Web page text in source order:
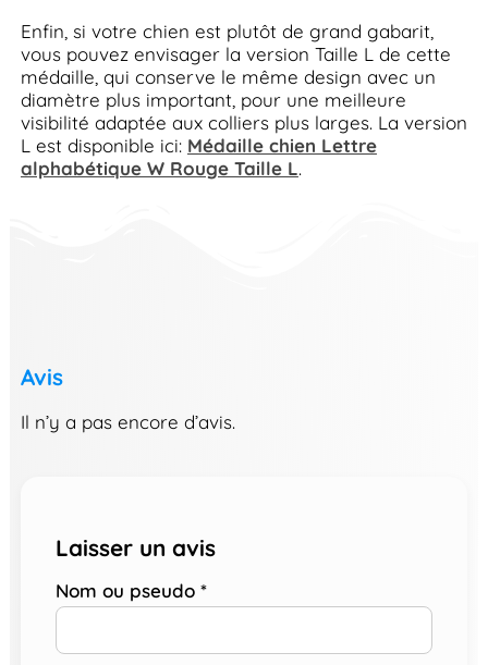
Enfin, si votre chien est plutôt de grand gabarit,
vous pouvez envisager la version Taille L de cette
médaille, qui conserve le même design avec un
diamètre plus important, pour une meilleure
visibilité adaptée aux colliers plus larges. La version
L est disponible ici: Médaille chien Lettre
alphabétique W Rouge Taille L.
Avis
Il n’y a pas encore d’avis.
Laisser un avis
Nom ou pseudo *